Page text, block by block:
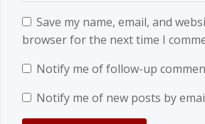
Save my name, email, and
browser for the next time I
Notify me of follow-up
Notify me of new posts by